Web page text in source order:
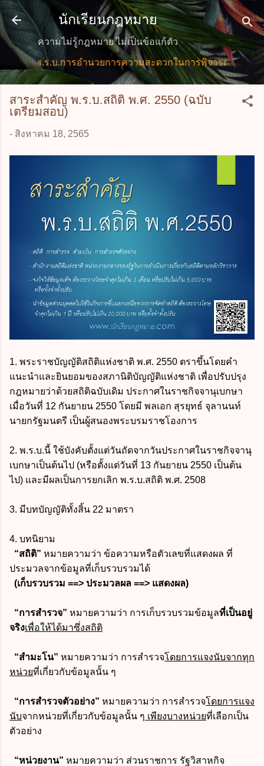
ข้ามไปที่เนื้อหาหลัก
นักเรียนกฎหมาย
ความไม่รู้กฎหมาย ไม่เป็นข้อแก้ตัว
.ร.บ.การอำนวยการความสะดวกในการพิจารณาอนุญาตและก
สาระสำคัญ พ.ร.บ.สถิติ พ.ศ. 2550 (ฉบับ
เตรียมสอบ)
- สิงหาคม 18, 2565
1. พระราชบัญญัติสถิติแห่งชาติ พ.ศ. 2550 ตราขึ้นโดยคำ
แนะนำและยินยอมของสภานิติบัญญัติแห่งชาติ เพื่อปรับปรุง
กฎหมายว่าด้วยสถิติฉบับเดิม ประกาศในราชกิจจานุเบกษา
เมื่อวันที่ 12 กันยายน 2550 โดยมี พลเอก สุรยุทธ์ จุลานนท์
นายกรัฐมนตรี เป็นผู้สนองพระบรมราชโองการ
2. พ.ร.บ.นี้ ใช้บังคับตั้งแต่วันถัดจากวันประกาศในราชกิจจานุ
เบกษาเป็นต้นไป (หรือตั้งแต่วันที่ 13 กันยายน 2550 เป็นต้น
ไป) และมีผลเป็นการยกเลิก พ.ร.บ.สถิติ พ.ศ. 2508
3. มีบทบัญญัติทั้งสิ้น 22 มาตรา
4. บทนิยาม
“สถิติ” หมายความว่า ข้อความหรือตัวเลขที่แสดงผล ที่
ประมวลจากข้อมูลที่เก็บรวบรวมได้
(เก็บรวบรวม ==> ประมวลผล ==> แสดงผล)
“การสำรวจ” หมายความว่า การเก็บรวบรวมข้อมูลที่เป็นอยู่
จริงเพื่อให้ได้มาซึ่งสถิติ
“สำมะโน” หมายความว่า การสำรวจโดยการแจงนับจากทุก
หน่วยที่เกี่ยวกับข้อมูลนั้น ๆ
“การสำรวจตัวอย่าง” หมายความว่า การสำรวจโดยการแจง
นับจากหน่วยที่เกี่ยวกับข้อมูลนั้น ๆ เพียงบางหน่วยที่เลือกเป็น
ตัวอย่าง
“หน่วยงาน” หมายความว่า ส่วนราชการ รัฐวิสาหกิจ